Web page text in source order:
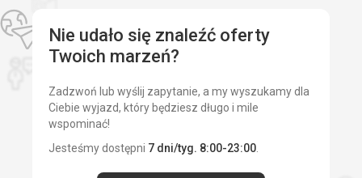
Nie udało się znaleźć oferty
Twoich marzeń?
Zadzwoń lub wyślij zapytanie, a my wyszukamy dla
Ciebie wyjazd, który będziesz długo i mile
wspominać!
Jesteśmy dostępni 7 dni/tyg. 8:00-23:00